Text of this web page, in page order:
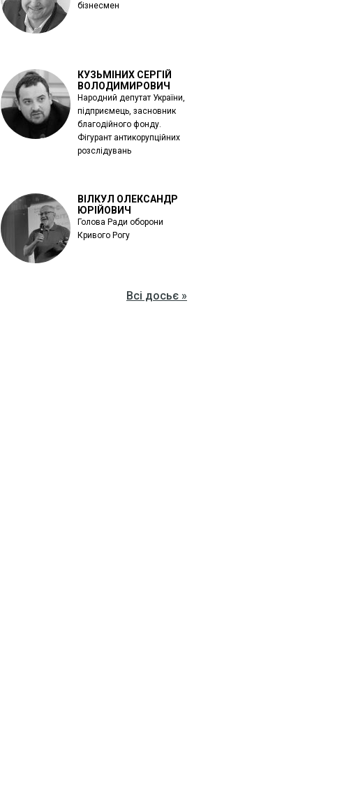
бізнесмен
КУЗЬМІНИХ СЕРГІЙ
ВОЛОДИМИРОВИЧ
Народний депутат України,
підприємець, засновник
благодійного фонду.
Фігурант антикорупційних
розслідувань
ВІЛКУЛ ОЛЕКСАНДР
ЮРІЙОВИЧ
Голова Ради оборони
Кривого Рогу
Всі досьє »